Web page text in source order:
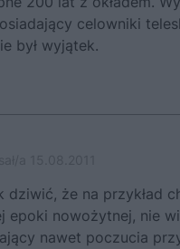
celowniki
był wyjątek.
dziwić, że na przykład
epoki nowożytnej, nie
nawet poczucia